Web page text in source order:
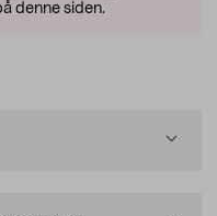
denne siden.